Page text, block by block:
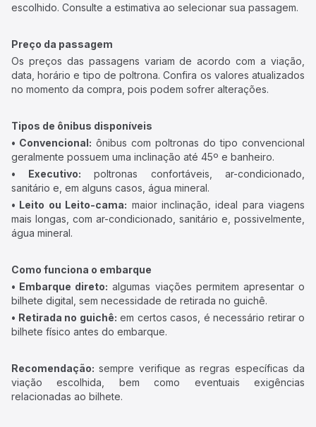
escolhido. Consulte a estimativa ao selecionar sua passagem.
Preço da passagem
Os preços das passagens variam de acordo com a viação,
data, horário e tipo de poltrona. Confira os valores atualizados
no momento da compra, pois podem sofrer alterações.
Tipos de ônibus disponíveis
• Convencional: ônibus com poltronas do tipo convencional
geralmente possuem uma inclinação até 45º e banheiro.
• Executivo: poltronas confortáveis, ar-condicionado,
sanitário e, em alguns casos, água mineral.
• Leito ou Leito-cama: maior inclinação, ideal para viagens
mais longas, com ar-condicionado, sanitário e, possivelmente,
água mineral.
Como funciona o embarque
• Embarque direto: algumas viações permitem apresentar o
bilhete digital, sem necessidade de retirada no guichê.
• Retirada no guichê: em certos casos, é necessário retirar o
bilhete físico antes do embarque.
Recomendação: sempre verifique as regras específicas da
viação escolhida, bem como eventuais exigências
relacionadas ao bilhete.